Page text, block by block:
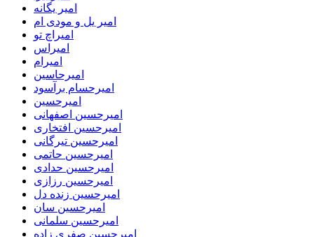
امیر یگانه
امیر یل و مودی ام
امیراچ تو
امیراس
امیرام
امیرحاسین
امیرحسام برآسود
امیرحسین
امیرحسین اصفهانی
امیرحسین افتخاری
امیرحسین تیرگانی
امیرحسین حاتمی
امیرحسین حدادی
امیرحسین رزازی
امیرحسین زنده دل
امیرحسین سان
امیرحسین سلمانی
امیرحسین صفری زاده